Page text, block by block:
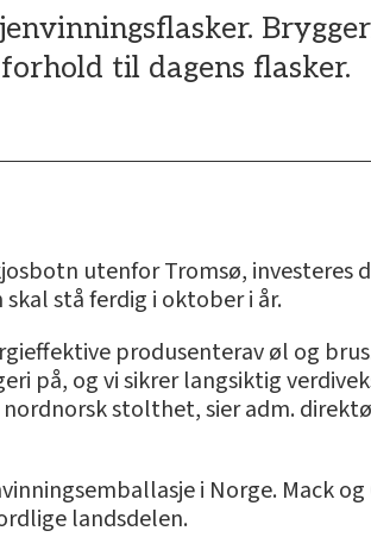
til dagens flasker.
utenfor Tromsø, investeres
stå ferdig i oktober i år.
produsenterav øl og
på, og vi sikrer langsiktig
stolthet, sier adm.
i Norge. Mack og
landsdelen.